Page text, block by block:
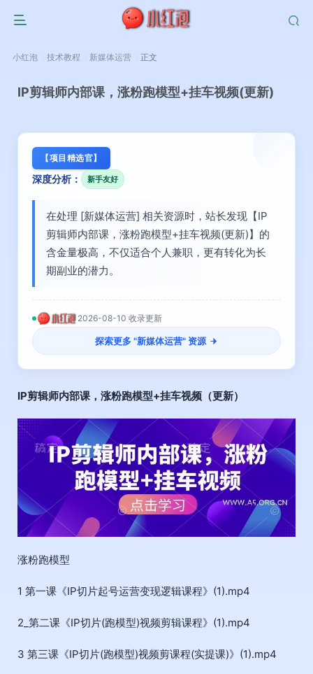
小红泡 技术教程 新媒体运营 正文
IP剪辑师内部课，涨粉跑模型+挂车视频(更新)
【项目精选官】
深度分析： 新手友好
在处理 [新媒体运营] 相关资源时，站长发现【IP
剪辑师内部课，涨粉跑模型+挂车视频(更新)】的
含金量极高，不仅适合个人兼职，更有转化为长
期副业的潜力。
2026-08-10 收录更新
探索更多 "新媒体运营" 资源
IP剪辑师内部课 ，涨粉跑模型+挂车视频（更新）
涨粉跑模型
1 第一课《IP切片起号运营变现逻辑课程》(1).mp4
2_第二课《IP切片(跑模型)视频剪辑课程》(1).mp4
3 第三课《IP切片(跑模型)视频剪课程(实提课)》(1).mp4